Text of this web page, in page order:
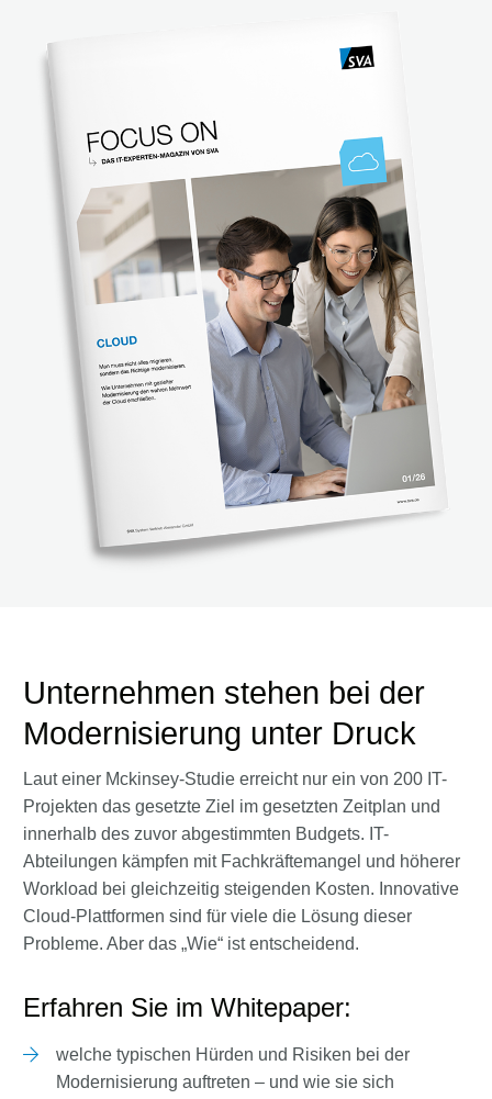
Unternehmen stehen bei der
Modernisierung unter Druck
Laut einer Mckinsey-Studie erreicht nur ein von 200 IT-
Projekten das gesetzte Ziel im gesetzten Zeitplan und
innerhalb des zuvor abgestimmten Budgets. IT-
Abteilungen kämpfen mit Fachkräftemangel und höherer
Workload bei gleichzeitig steigenden Kosten. Innovative
Cloud-Plattformen sind für viele die Lösung dieser
Probleme. Aber das „Wie“ ist entscheidend.
Erfahren Sie im Whitepaper:
welche typischen Hürden und Risiken bei der
Modernisierung auftreten – und wie sie sich